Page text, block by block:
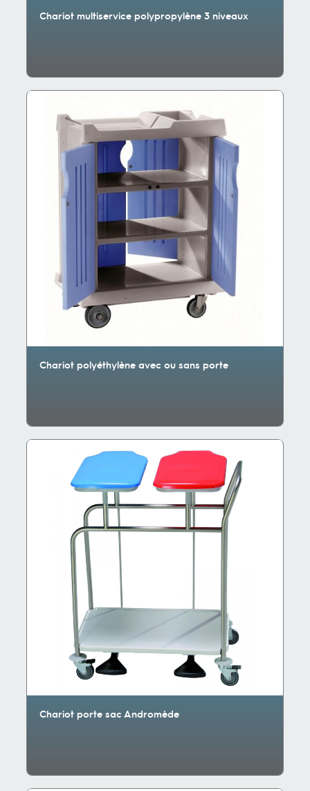
Chariot multiservice polypropylène 3 niveaux
Chariot polyéthylène avec ou sans porte
Chariot porte sac Andromède